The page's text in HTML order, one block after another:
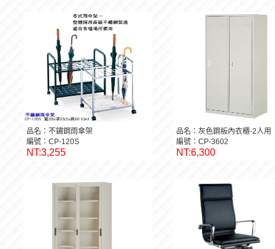
品名：不鏽鋼雨傘架
編號：CP-120S
NT:3,255
品名：灰色鋼板內衣櫃-2人用
編號：CP-3602
NT:6,300